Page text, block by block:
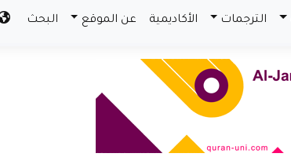
الترجمات الأكاديمية عن الموقع البحث